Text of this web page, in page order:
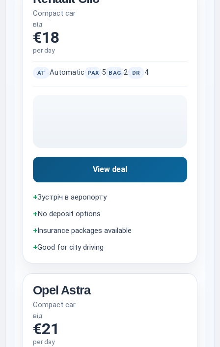
Compact car
від
€18
per day
AT Automatic PAX 5 BAG 2 DR 4
View deal
+Зустріч в аеропорту
+No deposit options
+Insurance packages available
+Good for city driving
Opel Astra
Compact car
від
€21
per day